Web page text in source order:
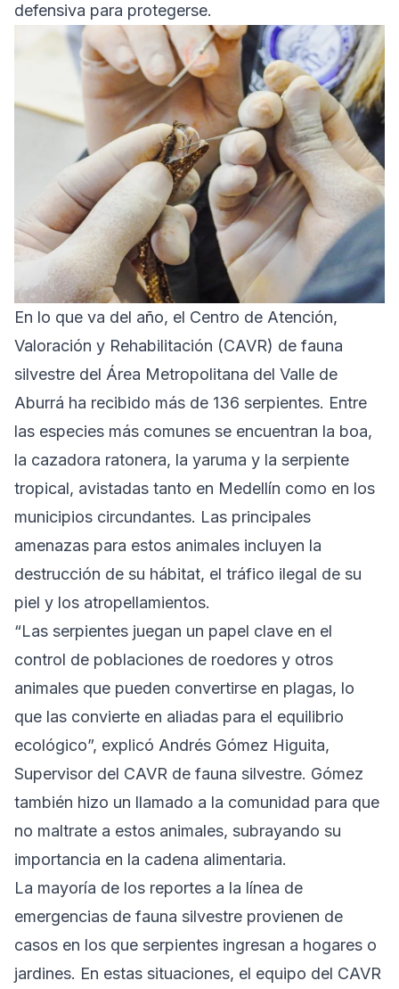
defensiva para protegerse.
En lo que va del año, el Centro de Atención,
Valoración y Rehabilitación (CAVR) de fauna
silvestre del Área Metropolitana del Valle de
Aburrá ha recibido más de 136 serpientes. Entre
las especies más comunes se encuentran la boa,
la cazadora ratonera, la yaruma y la serpiente
tropical, avistadas tanto en Medellín como en los
municipios circundantes. Las principales
amenazas para estos animales incluyen la
destrucción de su hábitat, el tráfico ilegal de su
piel y los atropellamientos.
“Las serpientes juegan un papel clave en el
control de poblaciones de roedores y otros
animales que pueden convertirse en plagas, lo
que las convierte en aliadas para el equilibrio
ecológico”, explicó Andrés Gómez Higuita,
Supervisor del CAVR de fauna silvestre. Gómez
también hizo un llamado a la comunidad para que
no maltrate a estos animales, subrayando su
importancia en la cadena alimentaria.
La mayoría de los reportes a la línea de
emergencias de fauna silvestre provienen de
casos en los que serpientes ingresan a hogares o
jardines. En estas situaciones, el equipo del CAVR